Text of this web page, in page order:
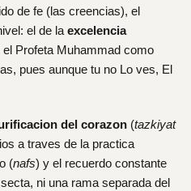
de fe (las creencias), el
el de la excelencia
el Profeta Muhammad como
pues aunque tu no Lo ves, El
del corazon (tazkiyat
a traves de la practica
(nafs) y el recuerdo constante
ni una rama separada del